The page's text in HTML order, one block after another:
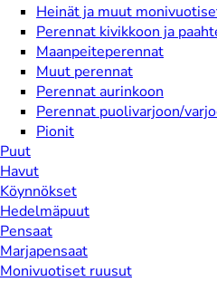
Heinät ja muut
Perennat kivikkoon ja
Maanpeiteperennat
Muut perennat
Perennat aurinkoon
Perennat puolivarjoon/
Pionit
Puut
Havut
Köynnökset
Hedelmäpuut
Pensaat
Marjapensaat
Monivuotiset ruusut